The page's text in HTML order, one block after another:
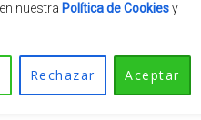
nuestra Política de Cookiesy
Rechazar Aceptar